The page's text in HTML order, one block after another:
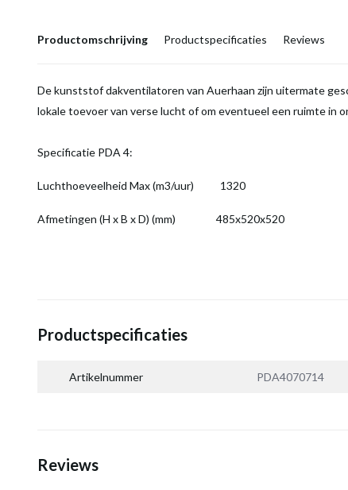
Productomschrijving Productspecificaties Reviews
De kunststof dakventilatoren van Auerhaan zijn uitermate
lokale toevoer van verse lucht of om eventueel een ruimte in
Specificatie PDA 4:
Luchthoeveelheid Max (m3/uur) 1320
Afmetingen (H x B x D) (mm) 485x520x520
Productspecificaties
Artikelnummer PDA4070714
Reviews